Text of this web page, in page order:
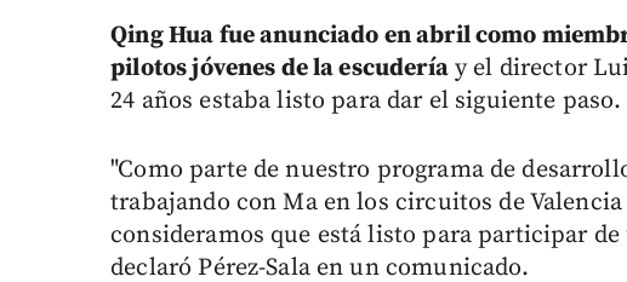
Qing Hua fue anunciado en abril como
pilotos jóvenes de la escuderíay el director
24 años estaba listo para dar el siguiente paso.
"Como parte de nuestro programa de
trabajando con Ma en los circuitos de
consideramos que está listo para participar
declaró Pérez-Sala en un comunicado.